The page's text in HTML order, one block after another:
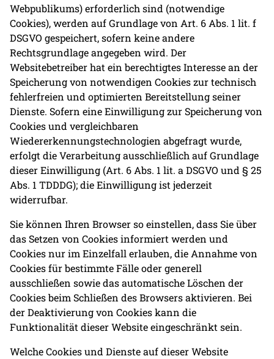
Webpublikums) erforderlich sind (notwendige
Cookies), werden auf Grundlage von Art. 6 Abs. 1 lit. f
DSGVO gespeichert, sofern keine andere
Rechtsgrundlage angegeben wird. Der
Websitebetreiber hat ein berechtigtes Interesse an der
Speicherung von notwendigen Cookies zur technisch
fehlerfreien und optimierten Bereitstellung seiner
Dienste. Sofern eine Einwilligung zur Speicherung von
Cookies und vergleichbaren
Wiedererkennungstechnologien abgefragt wurde,
erfolgt die Verarbeitung ausschließlich auf Grundlage
dieser Einwilligung (Art. 6 Abs. 1 lit. a DSGVO und § 25
Abs. 1 TDDDG); die Einwilligung ist jederzeit
widerrufbar.
Sie können Ihren Browser so einstellen, dass Sie über
das Setzen von Cookies informiert werden und
Cookies nur im Einzelfall erlauben, die Annahme von
Cookies für bestimmte Fälle oder generell
ausschließen sowie das automatische Löschen der
Cookies beim Schließen des Browsers aktivieren. Bei
der Deaktivierung von Cookies kann die
Funktionalität dieser Website eingeschränkt sein.
Welche Cookies und Dienste auf dieser Website